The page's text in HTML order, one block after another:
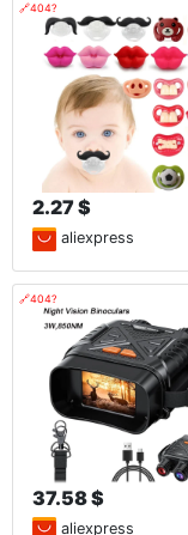
🔗404?
2.27 $
aliexpress
🔗404?
37.58 $
aliexpress